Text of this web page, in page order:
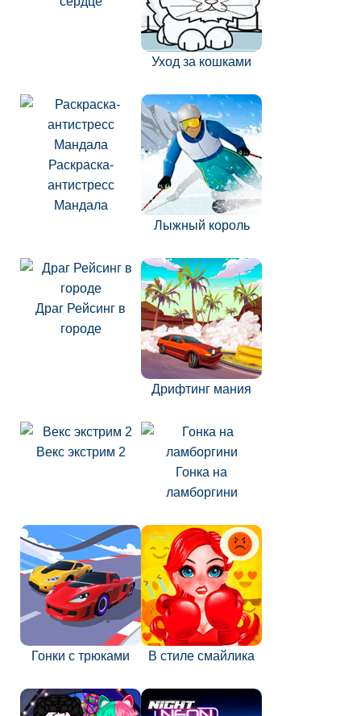
Уход за кошками
Раскраска-
антистресс
Мандала
Лыжный король
Драг Рейсинг в
городе
Дрифтинг мания
Векс экстрим 2
Гонка на
ламборгини
Гонки с трюками В стиле смайлика